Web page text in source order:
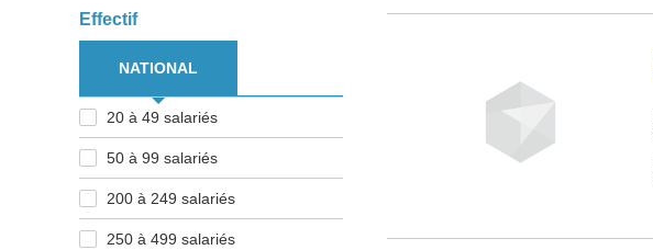
Effectif
NATIONAL
20 à 49 salariés
50 à 99 salariés
200 à 249 salariés
250 à 499 salariés